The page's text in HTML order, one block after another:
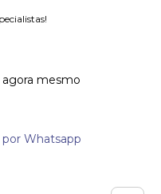
mesmo
Whatsapp